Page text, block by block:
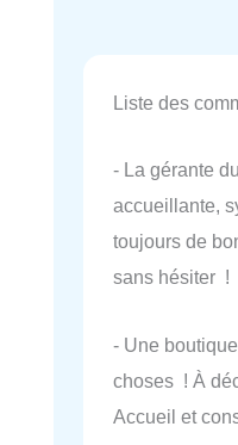
Liste des
- La gérante
accueillante,
toujours de
sans hésiter !
- Une
choses ! À
Accueil et